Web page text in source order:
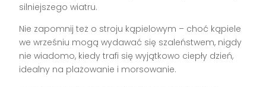
silniejszego wiatru.
Nie zapomnij też o stroju kąpielowym – choć kąpiele
we wrześniu mogą wydawać się szaleństwem, nigdy
nie wiadomo, kiedy trafi się wyjątkowo ciepły dzień,
idealny na plażowanie i morsowanie.